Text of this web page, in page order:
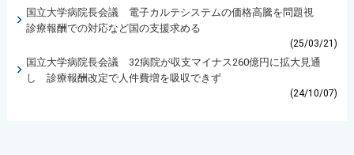
国立大学病院長会議 電子カルテシステムの価格高騰を問題視
診療報酬での対応など国の支援求める
(25/03/21)
国立大学病院長会議 32病院が収支マイナス260億円に拡大見通
し 診療報酬改定で人件費増を吸収できず
(24/10/07)